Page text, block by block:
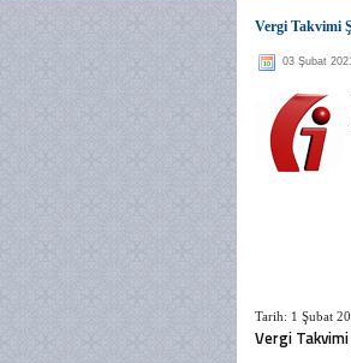
Vergi Takvimi
03 Şubat
Tarih: 1 Şubat
Vergi